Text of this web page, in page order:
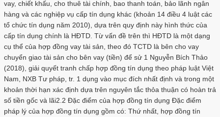
vay, chiết khấu, cho thuê tài chính, bao thanh toán, bảo lãnh ngân
hàng và các nghiệp vụ cấp tín dụng khác (khoản 14 điều 4 luật các
tổ chức tín dụng năm 2010), dựa trên quy định này hình thức của
cấp tín dụng chính là HĐTD. Từ vấn đề trên thì HĐTD là một dạng
cụ thể của hợp đồng vay tài sản, theo đó TCTD là bên cho vay
chuyển giao tài sản cho bên vay (tiền) để sử 1 Nguyễn Bích Thảo
(2018), giải quyết tranh chấp hợp đồng tín dụng theo pháp luật Việt
Nam, NXB Tư pháp, tr. 1 dụng vào mục đích nhất định và trong một
khoản thời hạn xác định dựa trên nguyên tắc thỏa thuận có hoàn trả
số tiền gốc và lãi2.2 Đặc điểm của hợp đồng tín dụng Đặc điểm
pháp lý của hợp đồng tín dụng gồm có: Thứ nhất, hợp đồng tín